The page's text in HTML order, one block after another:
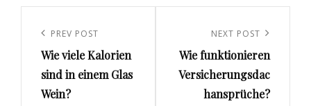
Navigation
Previous
Post
PREV POST
Wie viele Kalorien
sind in einem Glas
Wein?
Post
NEXT POST
Wie funktionieren
Versicherungsdac
hansprüche?